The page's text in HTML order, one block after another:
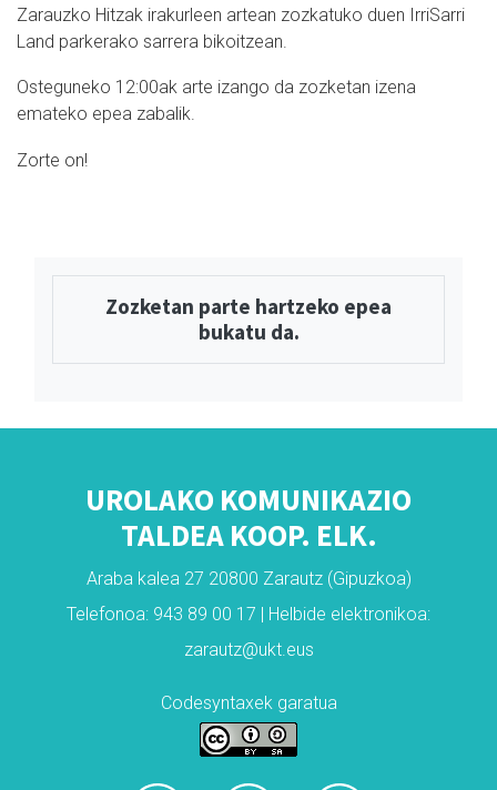
Zarauzko Hitzak irakurleen artean zozkatuko duen IrriSarri
Land parkerako sarrera bikoitzean.
Osteguneko 12:00ak arte izango da zozketan izena
emateko epea zabalik.
Zorte on!
Zozketan parte hartzeko epea
bukatu da.
UROLAKO KOMUNIKAZIO
TALDEA KOOP. ELK.
Araba kalea 27 20800 Zarautz (Gipuzkoa)
Telefonoa: 943 89 00 17 | Helbide elektronikoa:
zarautz@ukt.eus
Codesyntaxek garatua